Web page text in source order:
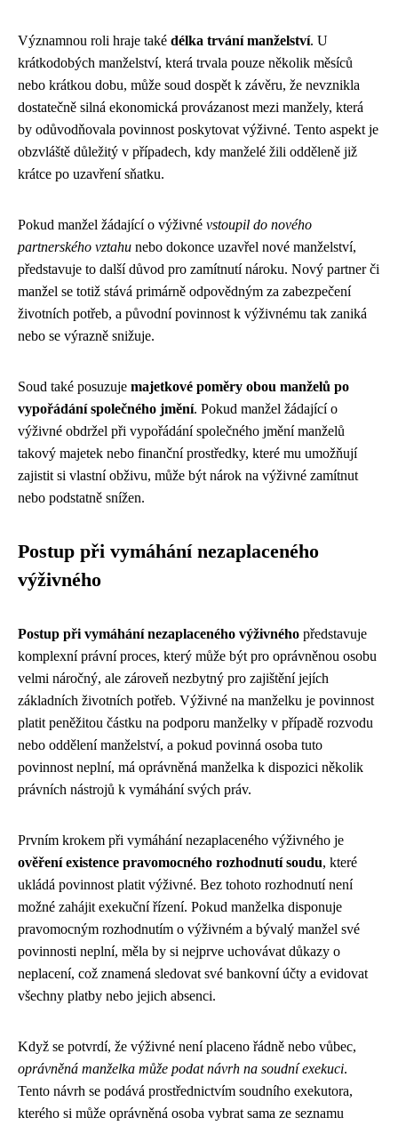
Významnou roli hraje také délka trvání manželství. U
krátkodobých manželství, která trvala pouze několik měsíců
nebo krátkou dobu, může soud dospět k závěru, že nevznikla
dostatečně silná ekonomická provázanost mezi manžely, která
by odůvodňovala povinnost poskytovat výživné. Tento aspekt je
obzvláště důležitý v případech, kdy manželé žili odděleně již
krátce po uzavření sňatku.
Pokud manžel žádající o výživné vstoupil do nového
partnerského vztahu nebo dokonce uzavřel nové manželství,
představuje to další důvod pro zamítnutí nároku. Nový partner či
manžel se totiž stává primárně odpovědným za zabezpečení
životních potřeb, a původní povinnost k výživnému tak zaniká
nebo se výrazně snižuje.
Soud také posuzuje majetkové poměry obou manželů po
vypořádání společného jmění. Pokud manžel žádající o
výživné obdržel při vypořádání společného jmění manželů
takový majetek nebo finanční prostředky, které mu umožňují
zajistit si vlastní obživu, může být nárok na výživné zamítnut
nebo podstatně snížen.
Postup při vymáhání nezaplaceného
výživného
Postup při vymáhání nezaplaceného výživného představuje
komplexní právní proces, který může být pro oprávněnou osobu
velmi náročný, ale zároveň nezbytný pro zajištění jejích
základních životních potřeb. Výživné na manželku je povinnost
platit peněžitou částku na podporu manželky v případě rozvodu
nebo oddělení manželství, a pokud povinná osoba tuto
povinnost neplní, má oprávněná manželka k dispozici několik
právních nástrojů k vymáhání svých práv.
Prvním krokem při vymáhání nezaplaceného výživného je
ověření existence pravomocného rozhodnutí soudu, které
ukládá povinnost platit výživné. Bez tohoto rozhodnutí není
možné zahájit exekuční řízení. Pokud manželka disponuje
pravomocným rozhodnutím o výživném a bývalý manžel své
povinnosti neplní, měla by si nejprve uchovávat důkazy o
neplacení, což znamená sledovat své bankovní účty a evidovat
všechny platby nebo jejich absenci.
Když se potvrdí, že výživné není placeno řádně nebo vůbec,
oprávněná manželka může podat návrh na soudní exekuci.
Tento návrh se podává prostřednictvím soudního exekutora,
kterého si může oprávněná osoba vybrat sama ze seznamu